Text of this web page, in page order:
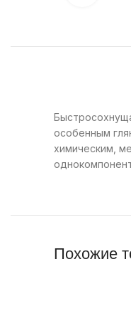
особенным
химическим,
Похожие